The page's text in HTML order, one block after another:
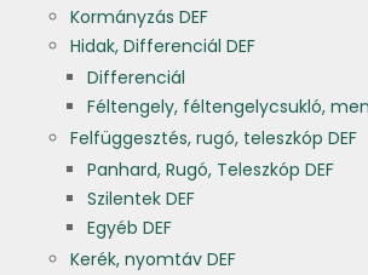
Kormányzás DEF
Hidak, Differenciál DEF
Differenciál
Féltengely, féltengelycsukló,
Felfüggesztés, rugó, teleszkóp DEF
Panhard, Rugó, Teleszkóp DEF
Szilentek DEF
Egyéb DEF
Kerék, nyomtáv DEF